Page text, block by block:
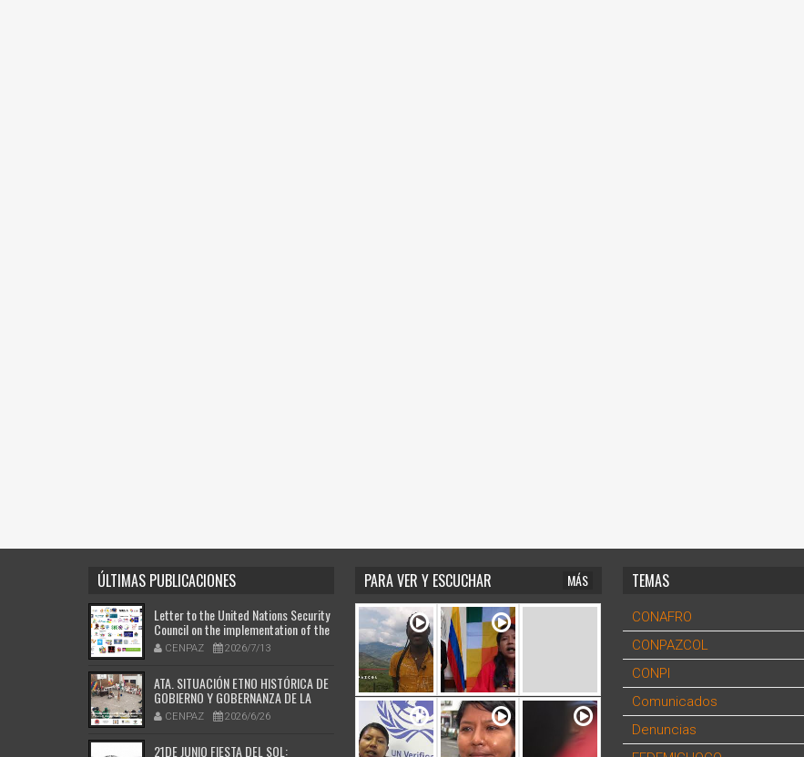
ÚLTIMAS PUBLICACIONES
Letter to the United Nations Security
Council on the implementation of the
Peace Agreement, signed by 200
verification entities, authorities of
the Afro-Colombian and Indigenous
peoples, victims, and Colombian and
international human rights
organizations. (Español abajo)
CENPAZ 2026/7/13
ATA. SITUACIÓN ETNO HISTÓRICA DE
GOBIERNO Y GOBERNANZA DE LA
ETNIA MUYSCA CHIBCHA.
CENPAZ 2026/6/26
21DE JUNIO FIESTA DEL SOL:
PARA VER Y ESCUCHAR MÁS TEMAS
CONAFRO
CONPAZCOL
CONPI
Comunicados
Denuncias